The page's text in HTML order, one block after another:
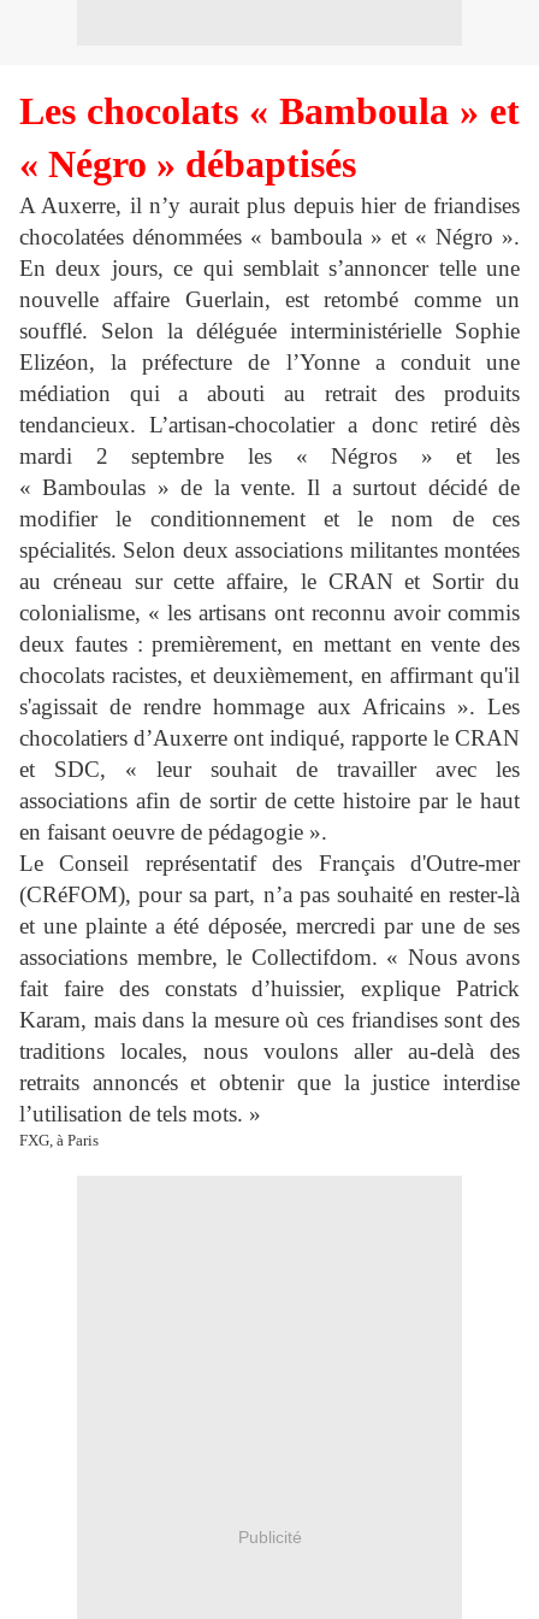
Les chocolats « Bamboula » et
« Négro » débaptisés
A Auxerre, il n’y aurait plus depuis hier de friandises
chocolatées dénommées « bamboula » et « Négro ».
En deux jours, ce qui semblait s’annoncer telle une
nouvelle affaire Guerlain, est retombé comme un
soufflé. Selon la déléguée interministérielle Sophie
Elizéon, la préfecture de l’Yonne a conduit une
médiation qui a abouti au retrait des produits
tendancieux. L’artisan-chocolatier a donc retiré dès
mardi 2 septembre les « Négros » et les
« Bamboulas » de la vente. Il a surtout décidé de
modifier le conditionnement et le nom de ces
spécialités. Selon deux associations militantes montées
au créneau sur cette affaire, le CRAN et Sortir du
colonialisme, « les artisans ont reconnu avoir commis
deux fautes : premièrement, en mettant en vente des
chocolats racistes, et deuxièmement, en affirmant qu'il
s'agissait de rendre hommage aux Africains ». Les
chocolatiers d’Auxerre ont indiqué, rapporte le CRAN
et SDC, « leur souhait de travailler avec les
associations afin de sortir de cette histoire par le haut
en faisant oeuvre de pédagogie ».
Le Conseil représentatif des Français d'Outre-mer
(CRéFOM), pour sa part, n’a pas souhaité en rester-là
et une plainte a été déposée, mercredi par une de ses
associations membre, le Collectifdom. « Nous avons
fait faire des constats d’huissier, explique Patrick
Karam, mais dans la mesure où ces friandises sont des
traditions locales, nous voulons aller au-delà des
retraits annoncés et obtenir que la justice interdise
l’utilisation de tels mots. »
FXG, à Paris
Publicité